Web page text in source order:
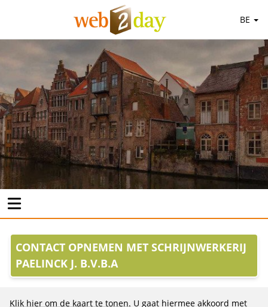
BE
CONTACT OPNEMEN MET SCHRIJNWERKERIJ
PAELINCK J. B.V.B.A
Klik hier om de kaart te tonen. U gaat hiermee akkoord met